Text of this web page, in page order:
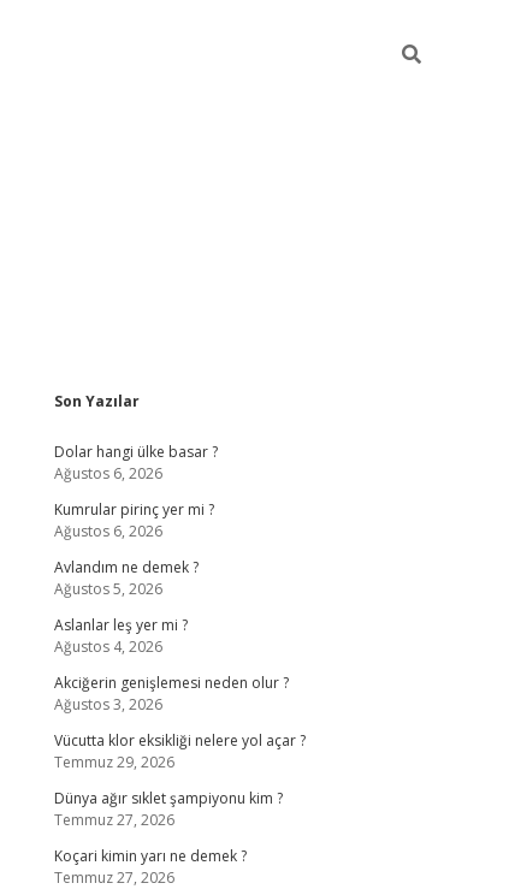
Sidebar
Son Yazılar
Dolar hangi ülke basar ?
Ağustos 6, 2026
Kumrular pirinç yer mi ?
Ağustos 6, 2026
Avlandım ne demek ?
Ağustos 5, 2026
Aslanlar leş yer mi ?
Ağustos 4, 2026
Akciğerin genişlemesi neden olur ?
Ağustos 3, 2026
Vücutta klor eksikliği nelere yol açar ?
Temmuz 29, 2026
Dünya ağır sıklet şampiyonu kim ?
Temmuz 27, 2026
Koçari kimin yarı ne demek ?
Temmuz 27, 2026